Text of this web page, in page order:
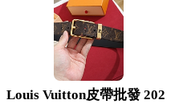
Louis Vuitton皮帶批發 202